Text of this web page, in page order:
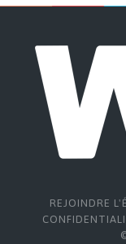
REJOINDRE